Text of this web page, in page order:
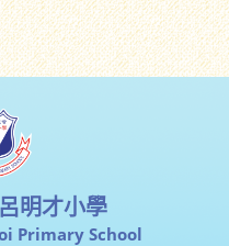
明才小學
Primary School